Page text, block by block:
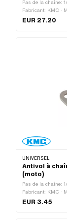
Pas de la chaîne:
Fabricant: KMC ·
blanc · Nombre de
EUR 27.20
UNIVERSEL
Antivol à
(moto)
Pas de la chaîne:
Fabricant: KMC ·
pcs · Type de
EUR 3.45